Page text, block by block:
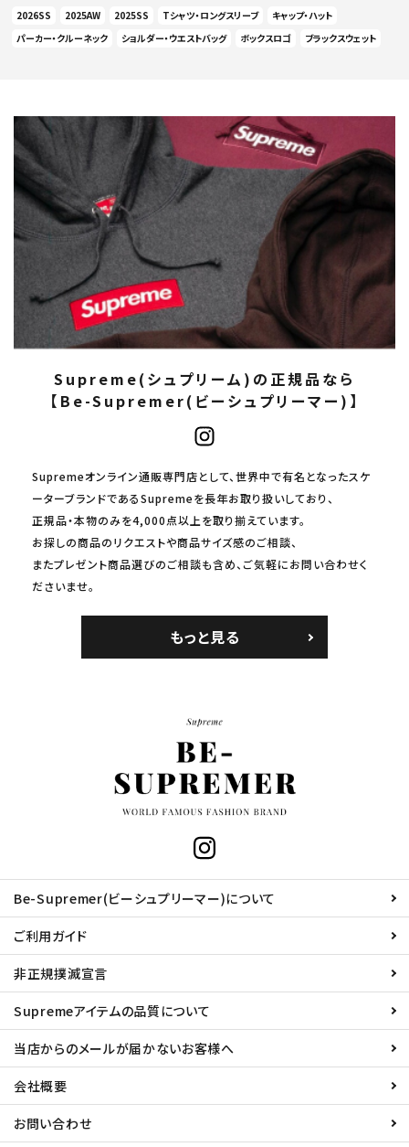
2026SS 2025AW 2025SS Tシャツ・ロングスリーブ
キャップ・ハット
パーカー・クルーネック
ショルダー・ウエストバッグ ボックスロゴ ブラックスウェット
Supreme(シュプリーム)の正規品なら
【Be-Supremer(ビーシュプリーマー)】
Supremeオンライン通販専門店として、世界中で有名となったスケ
ーターブランドであるSupremeを長年お取り扱いしており、
正規品・本物のみを4,000点以上を取り揃えています。
お探しの商品のリクエストや商品サイズ感のご相談、
またプレゼント商品選びのご相談も含め、ご気軽にお問い合わせく
ださいませ。
もっと見る
Be-Supremer(ビーシュプリーマー)について
ご利用ガイド
非正規撲滅宣言
Supremeアイテムの品質について
当店からのメールが届かないお客様へ
会社概要
お問い合わせ